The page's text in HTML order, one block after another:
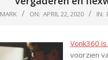
MARK ON: APRIL 22, 2020 IN:
Vonk360
voorzien